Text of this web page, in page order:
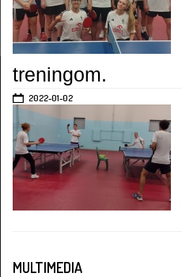
treningom.
2022-01-02
MULTIMEDIA